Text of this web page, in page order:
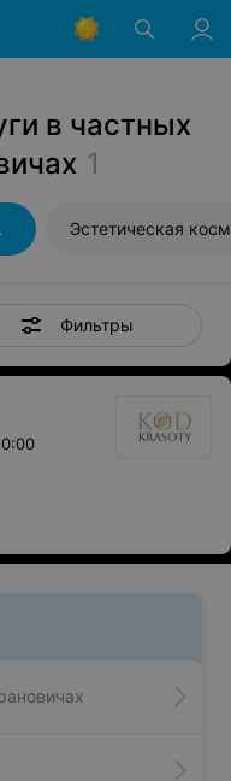
в частных
1
Эстетическая
Фильтры